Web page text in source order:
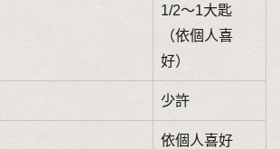
1/2～1大匙
（依個人喜
好）
少許
依個人喜好